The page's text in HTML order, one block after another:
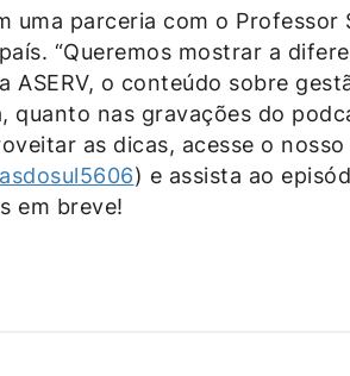
uma parceria com o Professor
“Queremos mostrar a
ASERV, o conteúdo sobre
quanto nas gravações do
as dicas, acesse o nosso
) e assista ao
em breve!